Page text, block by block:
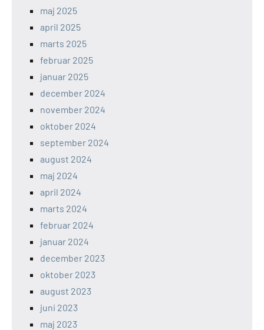
maj 2025
april 2025
marts 2025
februar 2025
januar 2025
december 2024
november 2024
oktober 2024
september 2024
august 2024
maj 2024
april 2024
marts 2024
februar 2024
januar 2024
december 2023
oktober 2023
august 2023
juni 2023
maj 2023